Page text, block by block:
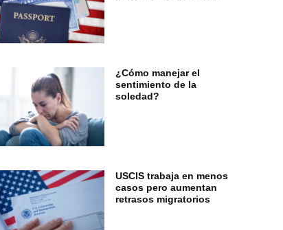
¿Cómo manejar el
sentimiento de la
soledad?
USCIS trabaja en menos
casos pero aumentan
retrasos migratorios